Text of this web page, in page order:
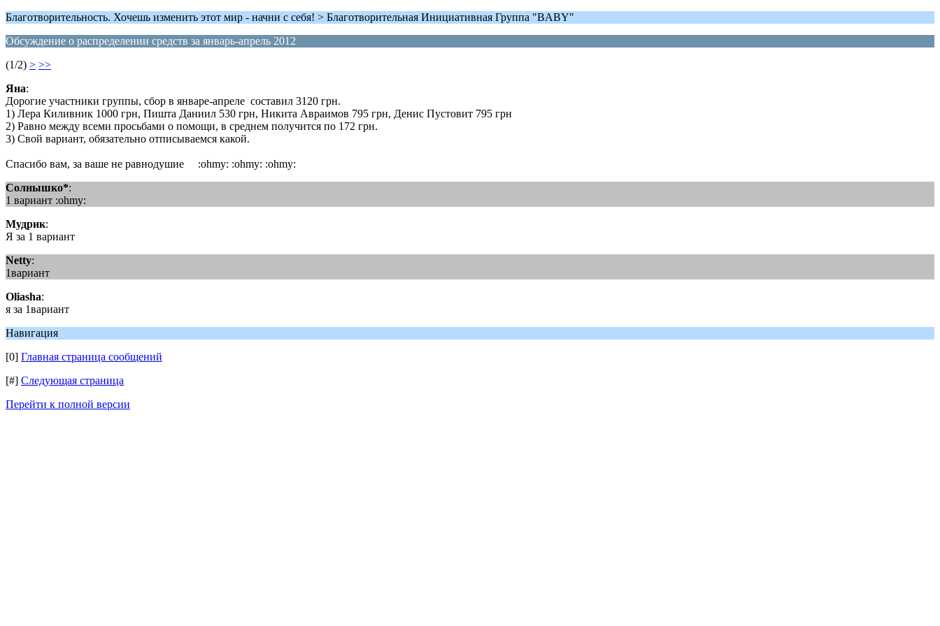
Благотворительность. Хочешь изменить этот мир - начни с себя! > Благотворительная Инициативная Группа "BABY"
Обсуждение о распределении средств за январь-апрель 2012
(1/2) > >>
Яна:
Дорогие участники группы, сбор в январе-апреле составил 3120 грн.
1) Лера Киливник 1000 грн, Пишта Даниил 530 грн, Никита Авраимов 795 грн, Денис Пустовит 795 грн
2) Равно между всеми просьбами о помощи, в среднем получится по 172 грн.
3) Свой вариант, обязательно отписываемся какой.
Спасибо вам, за ваше не равнодушие :ohmy: :ohmy: :ohmy:
Солнышко*:
1 вариант :ohmy:
Мудрик:
Я за 1 вариант
Netty:
1вариант
Oliasha:
я за 1вариант
Навигация
[0] Главная страница сообщений
[#] Следующая страница
Перейти к полной версии